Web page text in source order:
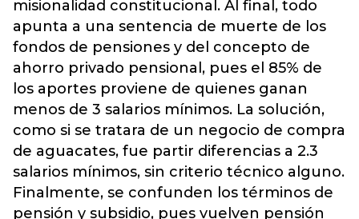
misionalidad constitucional. Al final, todo
apunta a una sentencia de muerte de los
fondos de pensiones y del concepto de
ahorro privado pensional, pues el 85% de
los aportes proviene de quienes ganan
menos de 3 salarios mínimos. La solución,
como si se tratara de un negocio de compra
de aguacates, fue partir diferencias a 2.3
salarios mínimos, sin criterio técnico alguno.
Finalmente, se confunden los términos de
pensión y subsidio, pues vuelven pensión